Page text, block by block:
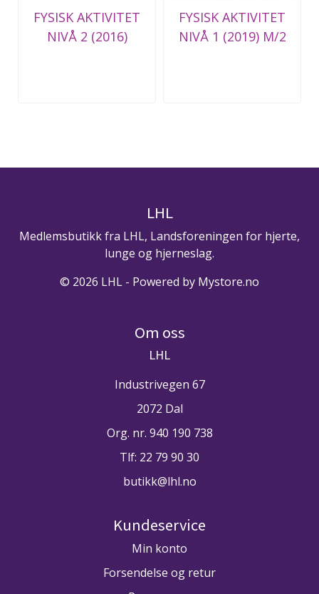
FYSISK AKTIVITET
NIVÅ 2 (2016)
FYSISK AKTIVITET
NIVÅ 1 (2019) M/2
LHL
Medlemsbutikk fra LHL, Landsforeningen for hjerte,
lunge og hjerneslag.
© 2026 LHL - Powered by Mystore.no
Om oss
LHL
Industrivegen 67
2072 Dal
Org. nr. 940 190 738
Tlf: 22 79 90 30
butikk@lhl.no
Kundeservice
Min konto
Forsendelse og retur